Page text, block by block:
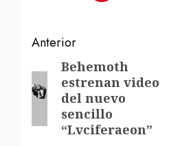
Navegación
de
entradas
Anterior
Entrada
anterior:
Behemoth
estrenan video
del nuevo
sencillo
“Lvciferaeon”